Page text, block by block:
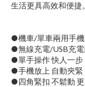
生活更具高效和便捷。
●機車/單車兩用手
●無線充電/USB充電
●單手操作 快人一步
●手機放上 自動夾緊
●四角緊扣 不鬆動